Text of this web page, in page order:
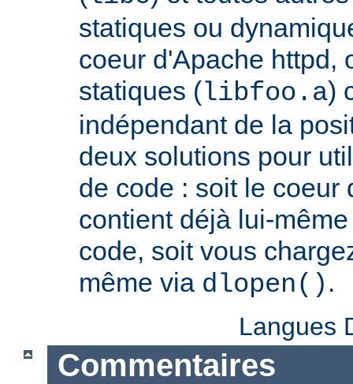
statiques ou
coeur d'Apache httpd,
statiques (libfoo.a)
indépendant de la
deux solutions pour
de code : soit le coeur
contient déjà lui-
code, soit vous
même via dlopen() .
Langues
Commentaires